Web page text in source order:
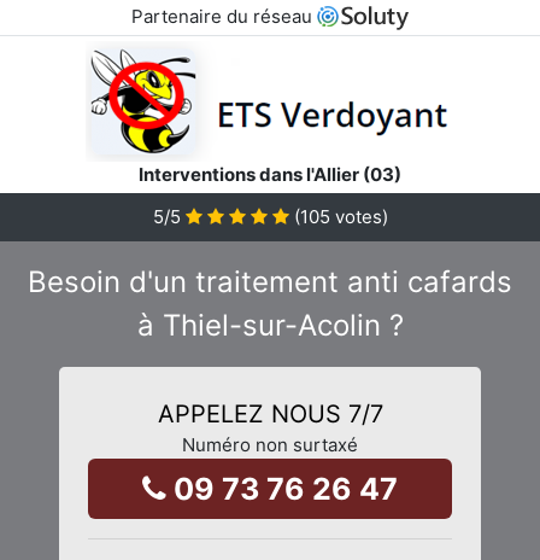
Partenaire du réseau
Interventions dans l'Allier (03)
5/5 (105 votes)
Besoin d'un traitement anti cafards
à Thiel-sur-Acolin ?
APPELEZ NOUS 7/7
Numéro non surtaxé
09 73 76 26 47